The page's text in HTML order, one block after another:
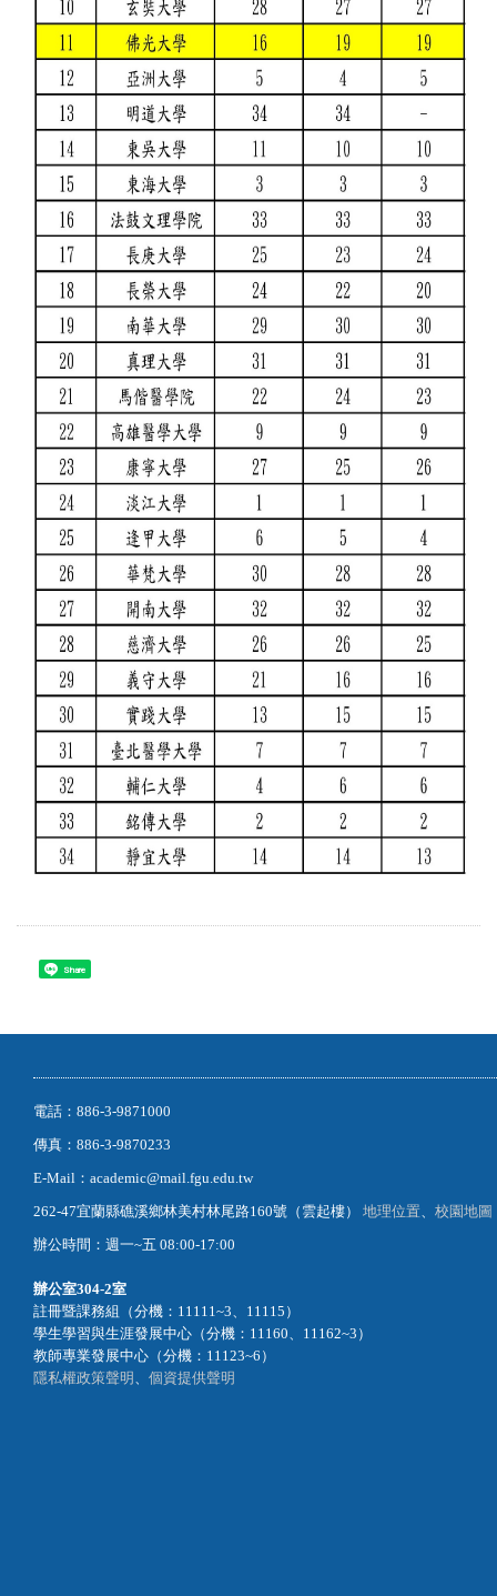
Share
電話：886-3-9871000
傳真：886-3-9870233
E-Mail：academic@mail.fgu.edu.tw
262-47宜蘭縣礁溪鄉林美村林尾路160號（雲起樓） 地理位置、 校園地圖
辦公時間：週一~五 08:00-17:00
辦公室304-2室
註冊暨課務組（分機：11111~3、11115）
學生學習與生涯發展中心（分機：11160、11162~3）
教師專業發展中心（分機：11123~6）
隱私權政策聲明 、 個資提供聲明